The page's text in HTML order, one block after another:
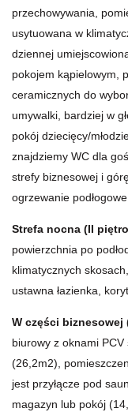
przechowywania,
usytuowana w
dziennej
pokojem kąpielowym,
ceramicznych do
umywalki, bardziej w
pokój dziecięcy/
znajdziemy WC dla
strefy biznesowej i
ogrzewanie
Strefa nocna (II
powierzchnia po
klimatycznych
ustawna łazienka,
W części biznesowej
biurowy z oknami
(26,2m2),
jest przyłącze pod
magazyn lub pokój